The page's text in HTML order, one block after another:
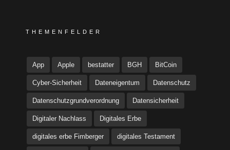
THEMENFELDER
App Apple bestatter BGH BitCoin
Cyber-Sicherheit Dateneigentum Datenschutz
Datenschutzgrundverordnung Datensicherheit
Digitaler Nachlass Digitales Erbe
digitales erbe Fimberger digitales Testament